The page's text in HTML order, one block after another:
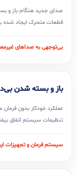
صدای جدید هنگام باز و
قطعات متحرک ایجاد شده
بی‌توجهی به صداهای
باز و بسته شدن
عملکرد خودکار بدون
تنظیمات سیستم اتفاق
سیستم فرمان و تجهیزات